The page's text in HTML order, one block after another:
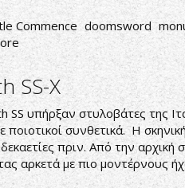
Commence doomsword
about
DoomSword-
Let
Battle
Commence
SS-X
SS υπήρξαν στυλοβάτες της
ποιοτικοί συνθετικά. Η
πριν. Από την
αρκετά με πιο μοντέρνους